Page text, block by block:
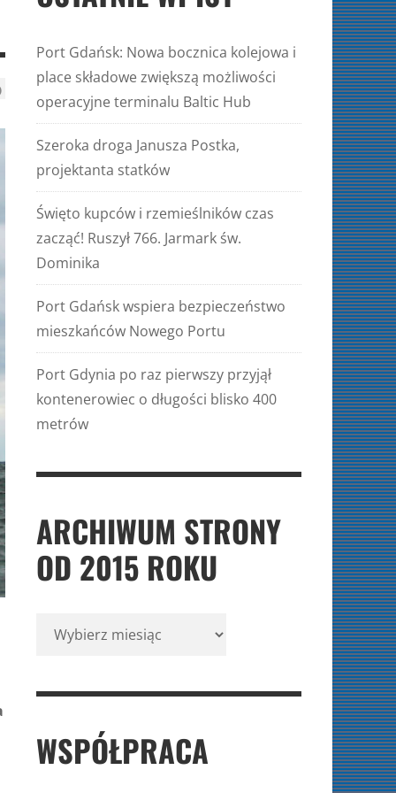
Port Gdańsk: Nowa bocznica kolejowa i
place składowe zwiększą możliwości
operacyjne terminalu Baltic Hub
Szeroka droga Janusza Postka,
projektanta statków
Święto kupców i rzemieślników czas
zacząć! Ruszył 766. Jarmark św.
Dominika
Port Gdańsk wspiera bezpieczeństwo
mieszkańców Nowego Portu
Port Gdynia po raz pierwszy przyjął
kontenerowiec o długości blisko 400
metrów
ARCHIWUM STRONY
OD 2015 ROKU
Archiwum
strony
2015
WSPÓŁPRACA